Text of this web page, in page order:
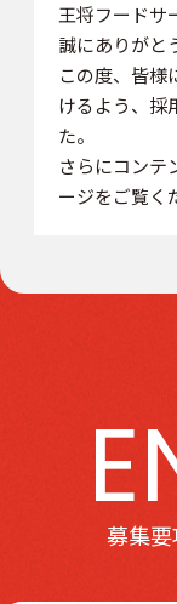
王将フードサ
誠にありがと
この度、皆様
けるよう、採
た。
さらにコンテ
ージをご覧く
募集